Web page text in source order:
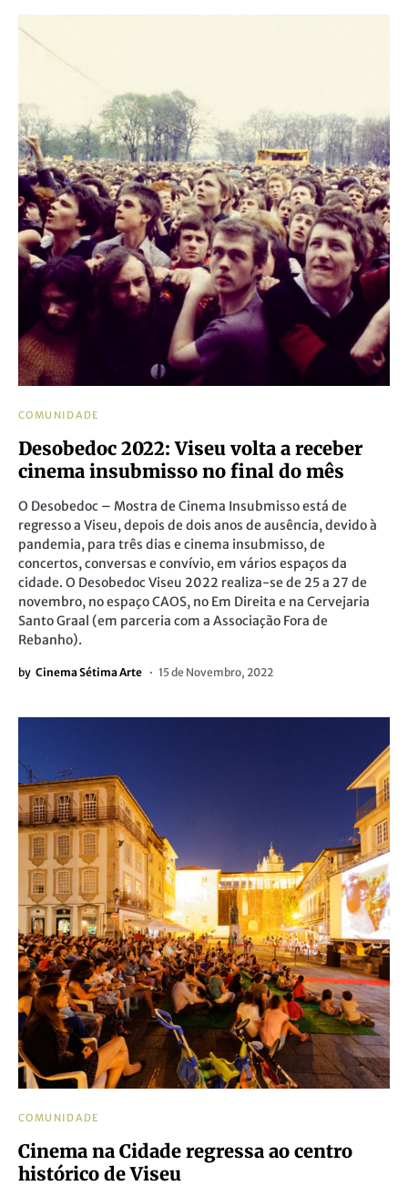
COMUNIDADE
Desobedoc 2022: Viseu volta a receber
cinema insubmisso no final do mês
O Desobedoc – Mostra de Cinema Insubmisso está de
regresso a Viseu, depois de dois anos de ausência, devido à
pandemia, para três dias e cinema insubmisso, de
concertos, conversas e convívio, em vários espaços da
cidade. O Desobedoc Viseu 2022 realiza-se de 25 a 27 de
novembro, no espaço CAOS, no Em Direita e na Cervejaria
Santo Graal (em parceria com a Associação Fora de
Rebanho).
by Cinema Sétima Arte 15 de Novembro, 2022
COMUNIDADE
Cinema na Cidade regressa ao centro
histórico de Viseu